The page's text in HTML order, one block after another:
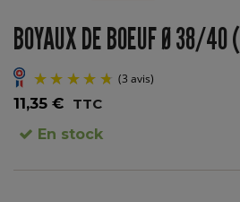
BOYAUX DE BOEUF Ø 38/40
11,35 € TTC
En stock